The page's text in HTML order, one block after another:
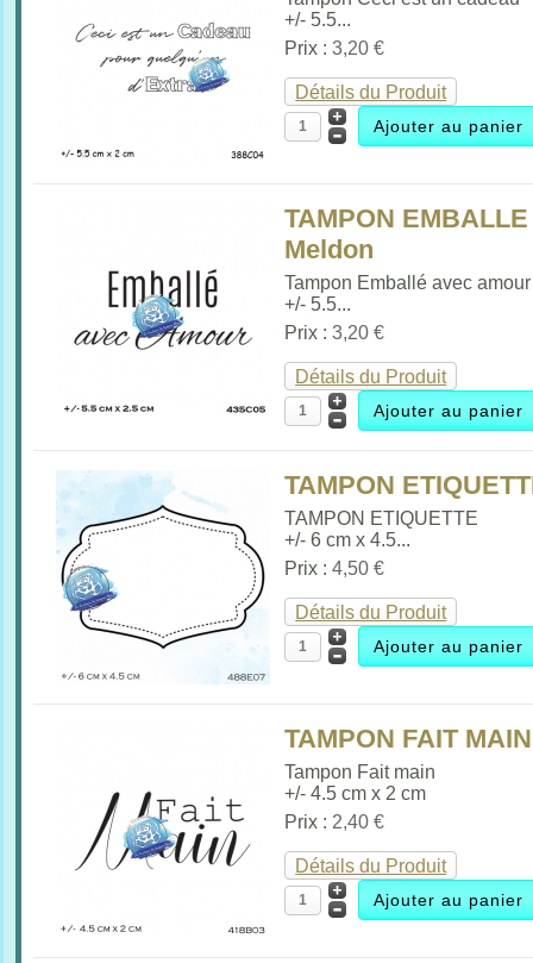
+/- 5.5...
Prix :3,20 €
Détails du Produit
TAMPON
Meldon
Tampon Emballé avec amour
+/- 5.5...
Prix :3,20 €
Détails du Produit
TAMPON
TAMPON ETIQUETTE
+/- 6 cm x 4.5...
Prix :4,50 €
Détails du Produit
TAMPON FAIT
Tampon Fait main
+/- 4.5 cm x 2 cm
Prix : 2,40 €
Détails du Produit